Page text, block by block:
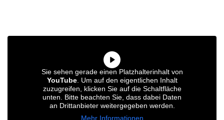
Sie sehen gerade einen Platzhalterinhalt von
YouTube. Um auf den eigentlichen Inhalt
zuzugreifen, klicken Sie auf die Schaltfläche
unten. Bitte beachten Sie, dass dabei Daten
an Drittanbieter weitergegeben werden.
Mehr Informationen